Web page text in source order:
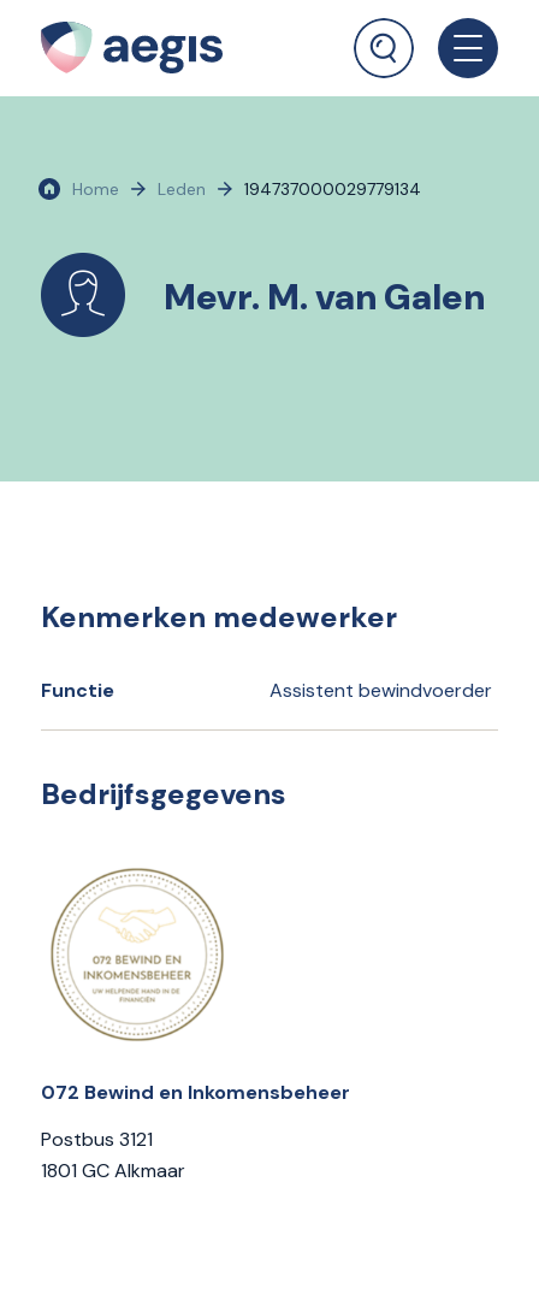
Home Leden 194737000029779134
Mevr. M. van Galen
Kenmerken medewerker
Functie Assistent bewindvoerder
Bedrijfsgegevens
072 Bewind en Inkomensbeheer
Postbus 3121
1801 GC Alkmaar